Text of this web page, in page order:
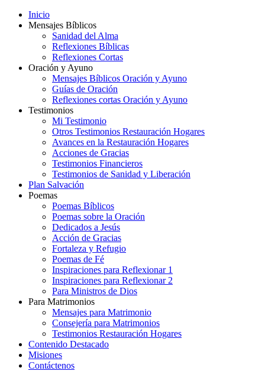
Inicio
Mensajes Bíblicos
Sanidad del Alma
Reflexiones Bíblicas
Reflexiones Cortas
Oración y Ayuno
Mensajes Bíblicos Oración y Ayuno
Guías de Oración
Reflexiones cortas Oración y Ayuno
Testimonios
Mi Testimonio
Otros Testimonios Restauración Hogares
Avances en la Restauración Hogares
Acciones de Gracias
Testimonios Financieros
Testimonios de Sanidad y Liberación
Plan Salvación
Poemas
Poemas Bíblicos
Poemas sobre la Oración
Dedicados a Jesús
Acción de Gracias
Fortaleza y Refugio
Poemas de Fé
Inspiraciones para Reflexionar 1
Inspiraciones para Reflexionar 2
Para Ministros de Dios
Para Matrimonios
Mensajes para Matrimonio
Consejería para Matrimonios
Testimonios Restauración Hogares
Contenido Destacado
Misiones
Contáctenos